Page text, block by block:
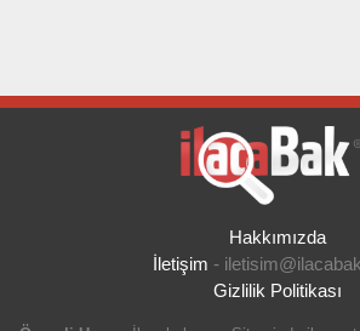
Hakkımızda
İletişim -
Gizlilik Politikası